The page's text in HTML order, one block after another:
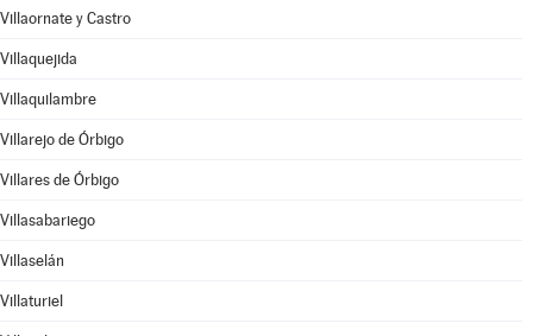
Villaornate y Castro
Villaquejida
Villaquilambre
Villarejo de Órbigo
Villares de Órbigo
Villasabariego
Villaselán
Villaturiel